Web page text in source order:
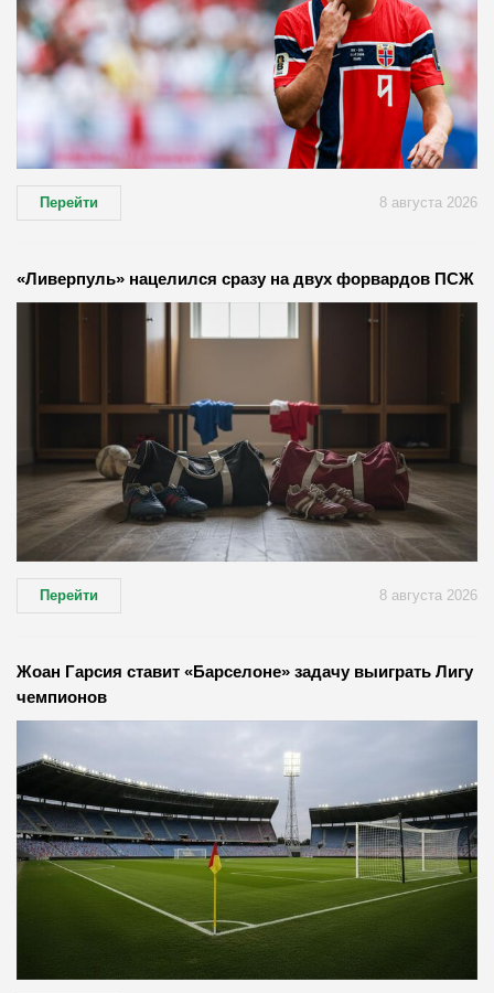
Перейти 8 августа 2026
«Ливерпуль» нацелился сразу на двух форвардов ПСЖ
Перейти 8 августа 2026
Жоан Гарсия ставит «Барселоне» задачу выиграть Лигу
чемпионов